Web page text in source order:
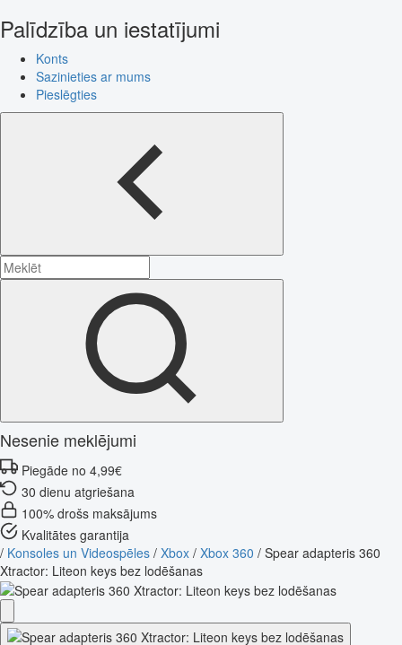
Palīdzība un iestatījumi
Konts
Sazinieties ar mums
Pieslēgties
Nesenie meklējumi
Piegāde no 4,99€
30 dienu atgriešana
100% drošs maksājums
Kvalitātes garantija
/ Konsoles un Videospēles / Xbox / Xbox 360 / Spear adapteris 360
Xtractor: Liteon keys bez lodēšanas